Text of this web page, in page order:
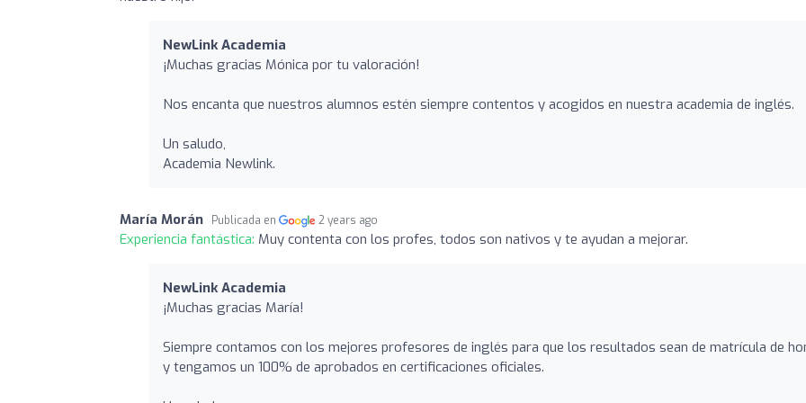
NewLink Academia
¡Muchas gracias Mónica por tu valoración!
Nos encanta que nuestros alumnos estén siempre contentos y acogidos en nuestra academia de inglés.
Un saludo,
Academia Newlink.
María Morán Publicada en 2 years ago
Experiencia fantástica: Muy contenta con los profes, todos son nativos y te ayudan a mejorar.
NewLink Academia
¡Muchas gracias María!
Siempre contamos con los mejores profesores de inglés para que los resultados sean de matrícula de
y tengamos un 100% de aprobados en certificaciones oficiales.